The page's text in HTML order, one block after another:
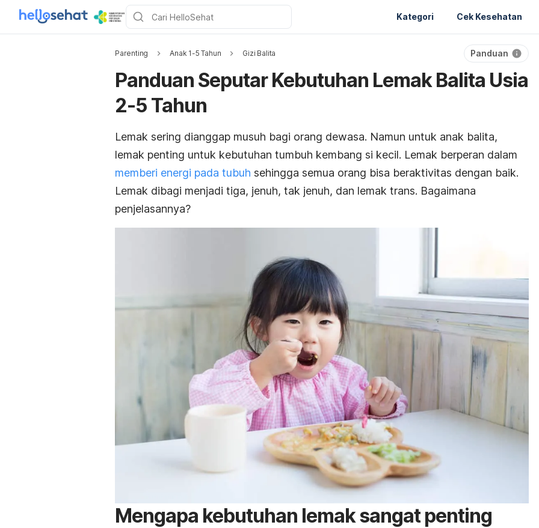
Kategori Cek Kesehatan
Parenting Anak 1-5 Tahun Gizi Balita Panduan
Panduan Seputar Kebutuhan Lemak Balita Usia
2-5 Tahun
Lemak sering dianggap musuh bagi orang dewasa. Namun untuk anak balita,
lemak penting untuk kebutuhan tumbuh kembang si kecil. Lemak berperan dalam
memberi energi pada tubuh sehingga semua orang bisa beraktivitas dengan baik.
Lemak dibagi menjadi tiga, jenuh, tak jenuh, dan lemak trans. Bagaimana
penjelasannya?
Mengapa kebutuhan lemak sangat penting